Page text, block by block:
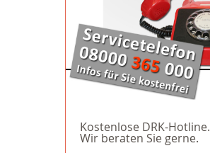
Kostenlose DRK-Hotline.
Wir beraten Sie gerne.